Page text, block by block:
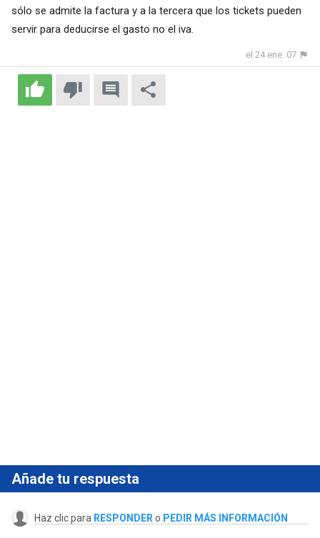
sólo se admite la factura y a la tercera que los tickets pueden
servir para deducirse el gasto no el iva.
el 24 ene. 07
Añade tu respuesta
Haz clic para RESPONDER o PEDIR MÁS INFORMACIÓN